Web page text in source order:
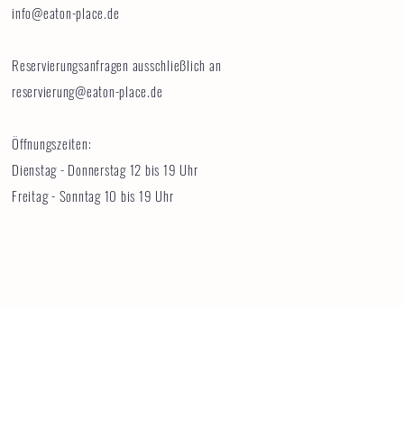
info@eaton-place.de
Reservierungsanfragen ausschließlich an
reservierung@eaton-place.de
Öffnungszeiten:
Dienstag - Donnerstag 12 bis 19 Uhr
Freitag - Sonntag 10 bis 19 Uhr